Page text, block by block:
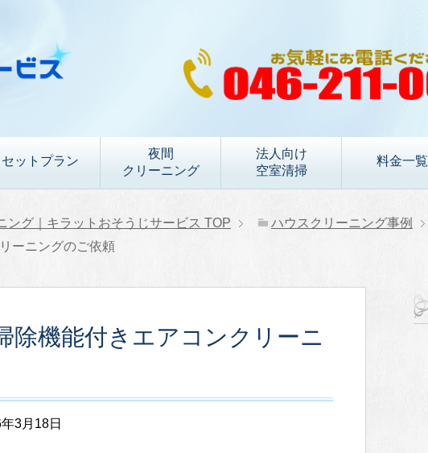
セットプラン
夜間
クリーニング
法人向け
空室清掃
料金一覧
ング｜キラットおそうじサービス TOP
ハウスクリーニング事例
ーニングのご依頼
除機能付きエアコンクリーニ
3月18日